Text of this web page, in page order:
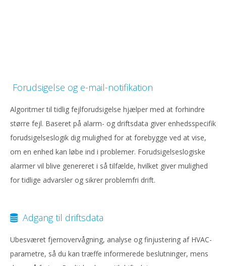
Forudsigelse og e-mail-notifikation
Algoritmer til tidlig fejlforudsigelse hjælper med at forhindre
større fejl. Baseret på alarm- og driftsdata giver enhedsspecifik
forudsigelseslogik dig mulighed for at forebygge ved at vise,
om en enhed kan løbe ind i problemer. Forudsigelseslogiske
alarmer vil blive genereret i så tilfælde, hvilket giver mulighed
for tidlige advarsler og sikrer problemfri drift.
Adgang til driftsdata
Ubesværet fjernovervågning, analyse og finjustering af HVAC-
parametre, så du kan træffe informerede beslutninger, mens